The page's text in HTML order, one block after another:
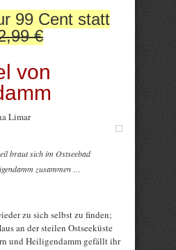
99 Cent statt
€
von
Limar
braut sich im Ostseebad
zusammen …
zu sich selbst zu finden;
an der steilen Ostseeküste
und Heiligendamm gefällt ihr